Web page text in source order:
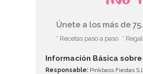
Únete a los más de
* Recetas paso a paso *
Información Básica
Responsable: Pinkbass Fiestas